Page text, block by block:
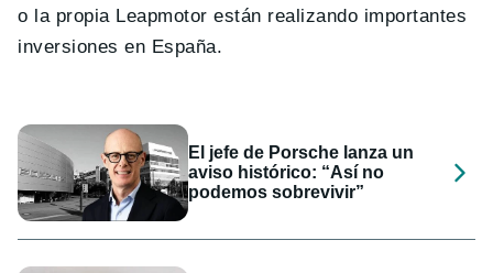
o la propia Leapmotor están realizando importantes
inversiones en España.
El jefe de Porsche lanza un
aviso histórico: “Así no
podemos sobrevivir”